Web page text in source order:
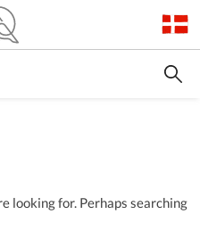
looking for. Perhaps searching